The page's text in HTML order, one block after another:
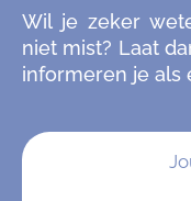
Wil je zeker
niet mist? Laat
informeren je als